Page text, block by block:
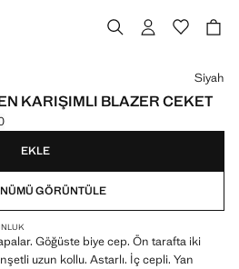
KARIŞIMLI BLAZER CEKET
]
Siyah
EKLE
GÖRÜNTÜLE
Göğüste biye cep. Ön tarafta iki
uzun kollu. Astarlı. İç cepli. Yan